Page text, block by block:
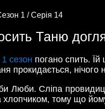
1 /Серія 14
Таню
сезон погано спить. Їй
прокидається, нічого
Люби. Сліпа
тому що